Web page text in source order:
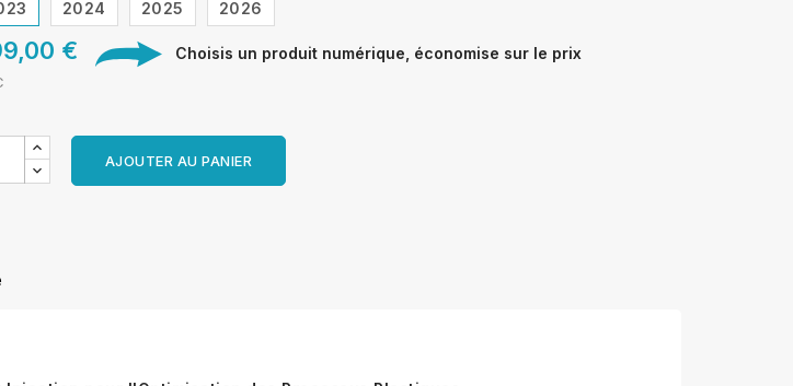
2024 2025 2026
€ Choisis un produit numérique, économise sur le prix
AJOUTER AU PANIER